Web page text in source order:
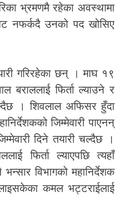
भ्रमणमै रहेका अवस्थामा
नफर्कदै उनको पद खोसिए
गरिरहेका छन् । माघ १९
बराललाई फिर्ता ल्याउने र
। शिवलाल अफिसर हुँदा
जिम्मेवारी पाएनन्
दिने तयारी चल्दैछ ।
फिर्ता ल्याएपछि त्यहाँ
विभागको महानिर्देशक
कमल भट्टराईलाई